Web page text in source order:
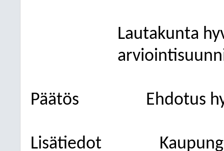
Lautakunta
Päätös Ehdotus
Lisätiedot